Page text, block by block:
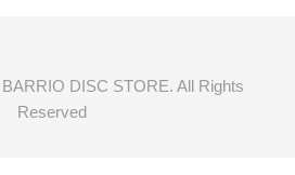
DISC STORE. All Rights
Reserved